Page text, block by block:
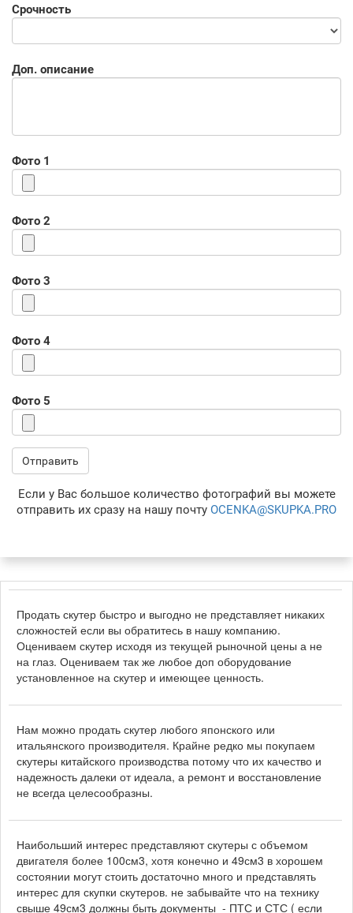
Срочность
Доп. описание
Фото 1
Фото 2
Фото 3
Фото 4
Фото 5
Отправить
Если у Вас большое количество фотографий вы можете
отправить их сразу на нашу почту OCENKA@SKUPKA.PRO
Продать скутер быстро и выгодно не представляет никаких
сложностей если вы обратитесь в нашу компанию.
Оцениваем скутер исходя из текущей рыночной цены а не
на глаз. Оцениваем так же любое доп оборудование
установленное на скутер и имеющее ценность.
Нам можно продать скутер любого японского или
итальянского производителя. Крайне редко мы покупаем
скутеры китайского производства потому что их качество и
надежность далеки от идеала, а ремонт и восстановление
не всегда целесообразны.
Наибольший интерес представляют скутеры с объемом
двигателя более 100см3, хотя конечно и 49см3 в хорошем
состоянии могут стоить достаточно много и представлять
интерес для скупки скутеров. не забывайте что на технику
свыше 49см3 должны быть документы - ПТС и СТС ( если